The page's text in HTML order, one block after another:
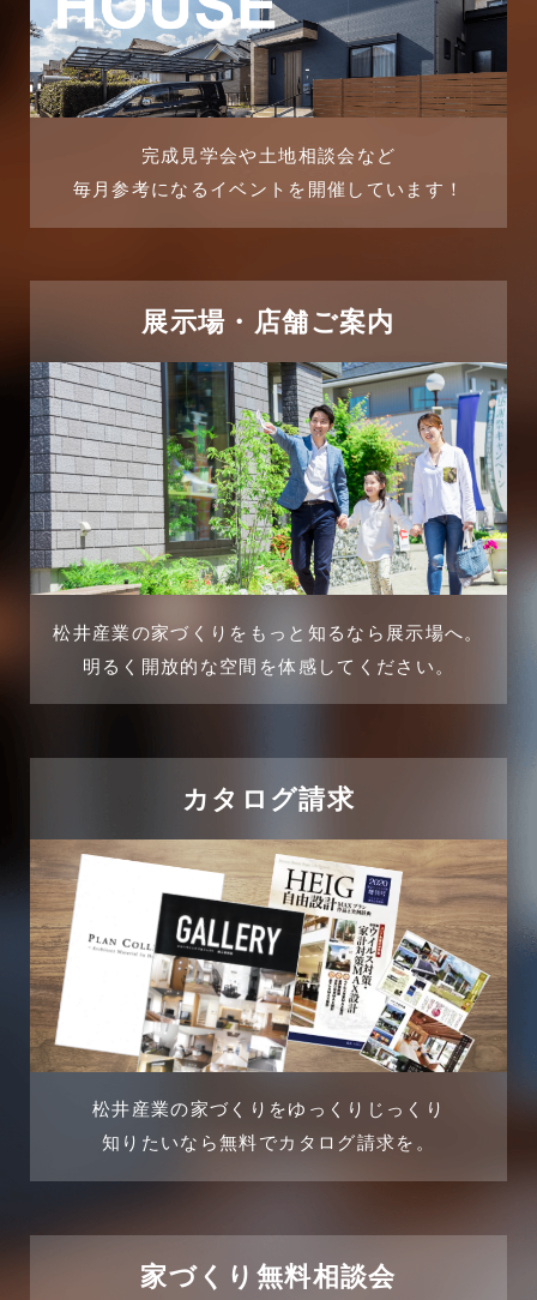
マンション経営活用事例
よくある質問
リフォーム-ブログ
三郷中央駅店-ブログ
三郷市
三郷駅前店-ブログ
不動産の基礎知識に関するよくある質問
介護施設経営活用事例
企業誘致事例
住宅に関するよくある質問
商品情報
土地に関するよくある質問
土地活用事例
土地活用提案
売買物件
太陽光発電活用事例
2025年9月
2025年8月
2025年6月
2025年3月
2025年2月
2025年1月
2024年12月
2024年11月
2024年9月
2024年7月
2024年6月
2024年5月
2024年4月
2024年2月
完成見学会や土地相談会など
毎月参考になるイベントを開催しています！
展示場・店舗ご案内
松井産業の家づくりをもっと知るなら展示場へ。
明るく開放的な空間を体感してください。
カタログ請求
松井産業の家づくりをゆっくりじっくり
知りたいなら無料でカタログ請求を。
家づくり無料相談会